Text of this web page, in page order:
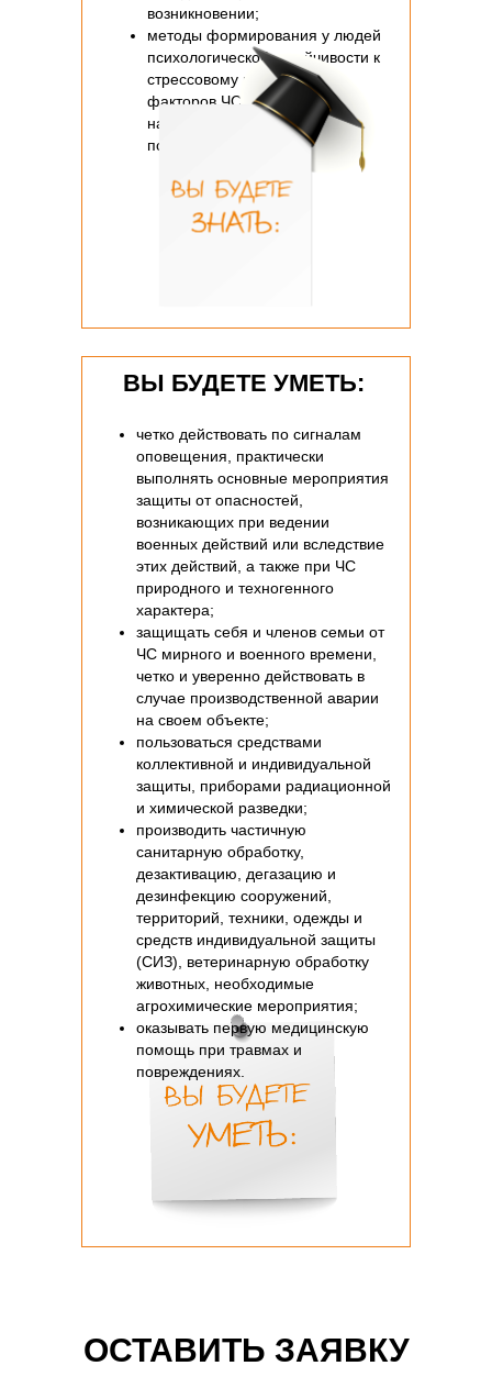
возникновении;
методы формирования у людей
психологической устойчивости к
стрессовому воздействию
факторов ЧС, пути привития
навыков управления своим
психологическим состоянием;
ВЫ БУДЕТЕ УМЕТЬ:
четко действовать по сигналам
оповещения, практически
выполнять основные мероприятия
защиты от опасностей,
возникающих при ведении
военных действий или вследствие
этих действий, а также при ЧС
природного и техногенного
характера;
защищать себя и членов семьи от
ЧС мирного и военного времени,
четко и уверенно действовать в
случае производственной аварии
на своем объекте;
пользоваться средствами
коллективной и индивидуальной
защиты, приборами радиационной
и химической разведки;
производить частичную
санитарную обработку,
дезактивацию, дегазацию и
дезинфекцию сооружений,
территорий, техники, одежды и
средств индивидуальной защиты
(СИЗ), ветеринарную обработку
животных, необходимые
агрохимические мероприятия;
оказывать первую медицинскую
помощь при травмах и
повреждениях.
ОСТАВИТЬ ЗАЯВКУ